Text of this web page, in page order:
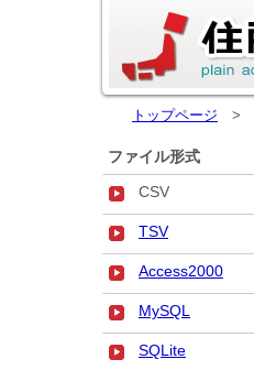
トップページ >
ファイル形式
CSV
TSV
Access2000
MySQL
SQLite